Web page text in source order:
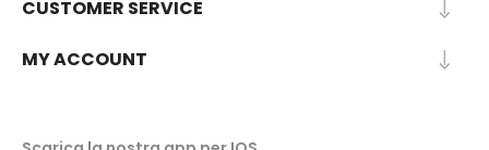
CUSTOMER SERVICE
MY ACCOUNT